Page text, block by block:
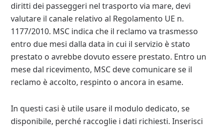
diritti dei passeggeri nel trasporto via mare, devi
valutare il canale relativo al Regolamento UE n.
1177/2010. MSC indica che il reclamo va trasmesso
entro due mesi dalla data in cui il servizio è stato
prestato o avrebbe dovuto essere prestato. Entro un
mese dal ricevimento, MSC deve comunicare se il
reclamo è accolto, respinto o ancora in esame.
In questi casi è utile usare il modulo dedicato, se
disponibile, perché raccoglie i dati richiesti. Inserisci